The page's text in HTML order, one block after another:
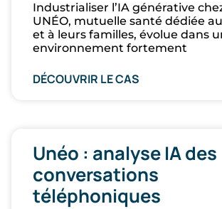
Industrialiser l’IA générative
UNÉO, mutuelle santé dédiée
et à leurs familles, évolue dans
environnement fortement
DÉCOUVRIR LE CAS
Unéo : analyse IA des
conversations
téléphoniques